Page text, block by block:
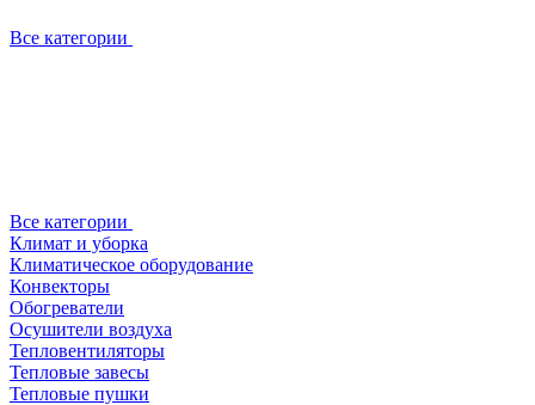
Все категории
Все категории
Климат и уборка
Климатическое оборудование
Конвекторы
Обогреватели
Осушители воздуха
Тепловентиляторы
Тепловые завесы
Тепловые пушки